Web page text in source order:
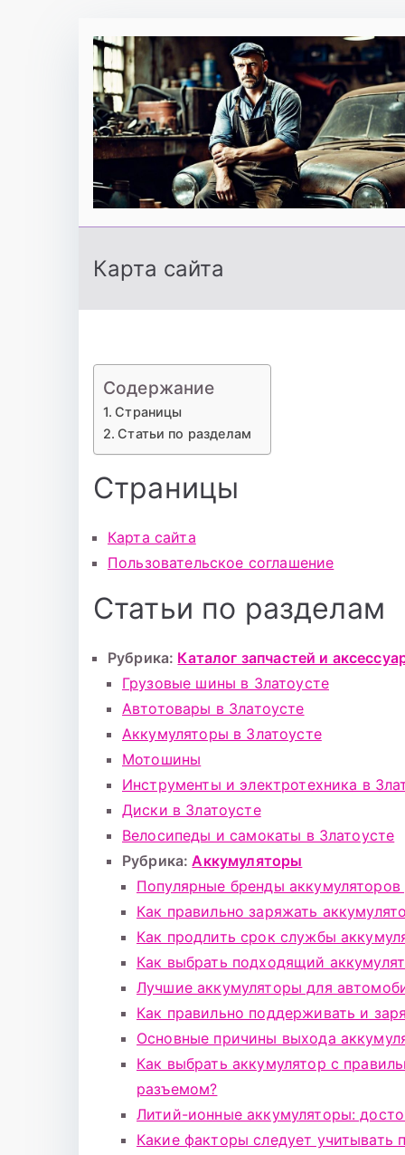
содержимому
Карта сайта
Содержание
Страницы
Статьи по разделам
Страницы
Карта сайта
Пользовательское соглашение
Статьи по разделам
Рубрика: Каталог запчастей и
Грузовые шины в Златоусте
Автотовары в Златоусте
Аккумуляторы в Златоусте
Мотошины
Инструменты и электротехника в
Диски в Златоусте
Велосипеды и самокаты в Златоусте
Рубрика:Аккумуляторы
Популярные бренды
Как правильно заряжать
Как продлить срок службы
Как выбрать подходящий
Лучшие аккумуляторы для
Как правильно поддерживать и
Основные причины выхода
Как выбрать аккумулятор с
разъемом?
Литий-ионные аккумуляторы:
Какие факторы следует учитывать